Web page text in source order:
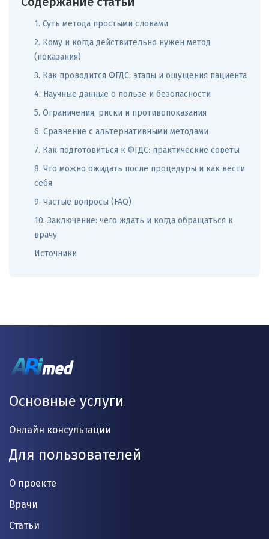
1. Суть метода простыми словами
2. Кому и когда действительно нужен метод
(показания)
3. Как проводится ФГДС: этапы и ощущения пациента
4. Научные данные о пользе и безопасности
5. Ограничения, риски и противопоказания
6. Сравнение с альтернативными методами
7. Как подготовиться к ФГДС: практические советы
8. Что можно ожидать после процедуры и как вести
себя
9. Частые вопросы (FAQ)
10. Заключение: чего ждать и когда обращаться к
врачу
Источники
Основные услуги
Онлайн консультации
Для пользователей
О проекте
Врачи
Статьи